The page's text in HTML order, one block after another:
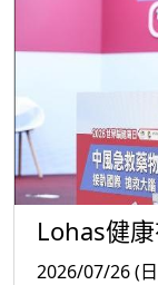
Lohas健
2026/07/26 (